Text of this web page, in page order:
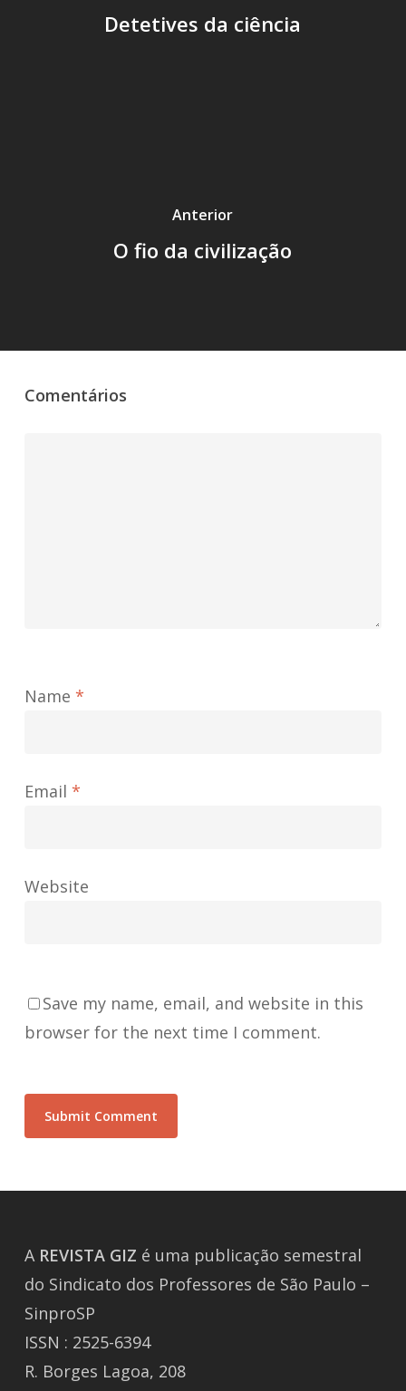
Detetives da ciência
Anterior
O fio da civilização
Comentários
Name *
Email *
Website
Save my name, email, and website in this
browser for the next time I comment.
A REVISTA GIZ é uma publicação semestral
do Sindicato dos Professores de São Paulo –
SinproSP
ISSN : 2525-6394
R. Borges Lagoa, 208